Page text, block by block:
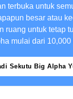
terbuka untuk
besar atau
ruang untuk tetap
mulai dari 10,000
Sekutu Big Alpha